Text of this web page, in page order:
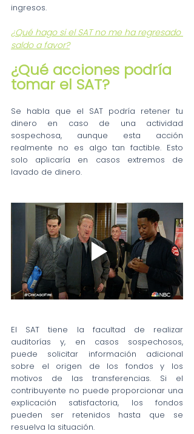
ingresos.
¿Qué hago si el SAT no me ha regresado
saldo a favor?
¿Qué acciones podría
tomar el SAT?
Se habla que el SAT podría retener tu
dinero en caso de una actividad
sospechosa, aunque esta acción
realmente no es algo tan factible. Esto
solo aplicaría en casos extremos de
lavado de dinero.
El SAT tiene la facultad de realizar
auditorías y, en casos sospechosos,
puede solicitar información adicional
sobre el origen de los fondos y los
motivos de las transferencias. Si el
contribuyente no puede proporcionar una
explicación satisfactoria, los fondos
pueden ser retenidos hasta que se
resuelva la situación.